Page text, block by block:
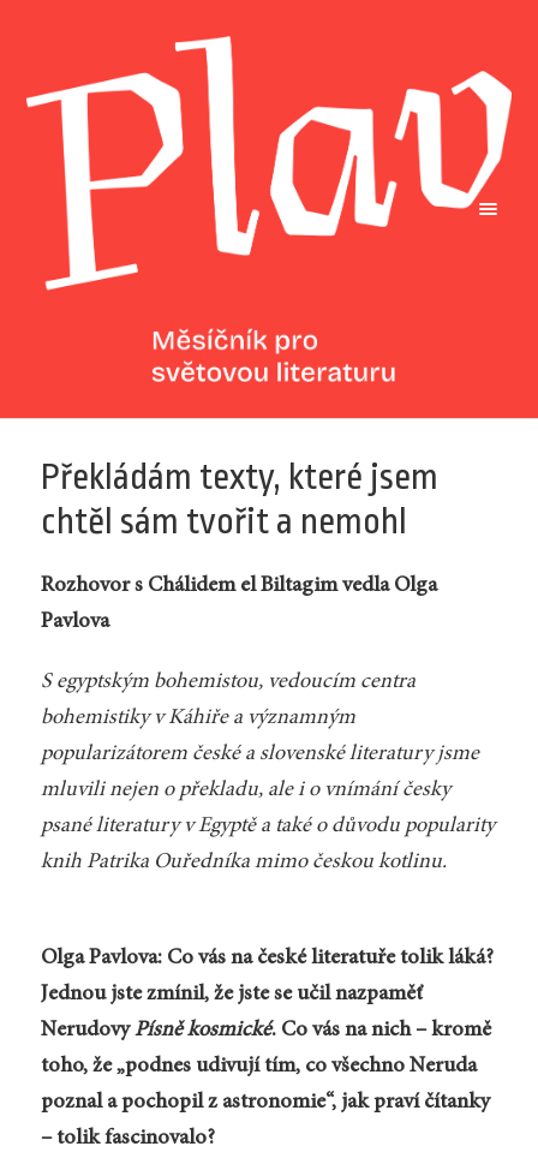
Překládám texty, které jsem
chtěl sám tvořit a nemohl
Rozhovor s Chálidem el Biltagim vedla Olga
Pavlova
S egyptským bohemistou, vedoucím centra
bohemistiky v Káhiře a významným
popularizátorem české a slovenské literatury jsme
mluvili nejen o překladu, ale i o vnímání česky
psané literatury v Egyptě a také o důvodu popularity
knih Patrika Ouředníka mimo českou kotlinu.
Olga Pavlova: Co vás na české literatuře tolik láká?
Jednou jste zmínil, že jste se učil nazpaměť
NerudovyPísně kosmické. Co vás na nich – kromě
toho, že „podnes udivují tím, co všechno Neruda
poznal a pochopil z astronomie“, jak praví čítanky
– tolik fascinovalo?